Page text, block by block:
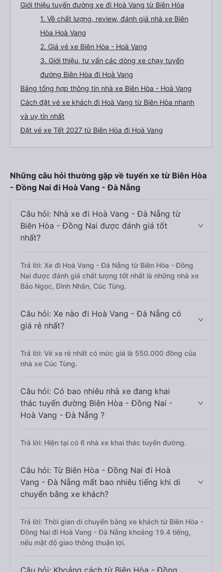
Giới thiệu tuyến đường xe đi Hoà Vang từ Biên Hòa
1. Về chất lượng, review, đánh giá nhà xe Biên
Hòa Hoà Vang
2. Giá vé xe Biên Hòa - Hoà Vang
3. Giới thiệu, tư vấn các dòng xe chạy tuyến
đường Biên Hòa đi Hoà Vang
Bảng tổng hợp thông tin nhà xe Biên Hòa - Hoà Vang
Cách đặt vé xe khách đi Hoà Vang từ Biên Hòa nhanh
và uy tín nhất
Đặt vé xe Tết 2027 từ Biên Hòa đi Hoà Vang
Những câu hỏi thường gặp về tuyến xe từ Biên Hòa
- Đồng Nai đi Hoà Vang - Đà Nẵng
Câu hỏi: Nhà xe đi Hoà Vang - Đà Nẵng từ
Biên Hòa - Đồng Nai được đánh giá tốt
nhất?
Trả lời: Xe đi Hoà Vang - Đà Nẵng từ Biên Hòa - Đồng
Nai được đánh giá chất lượng tốt nhất là những nhà xe
Bảo Ngọc, Đình Nhân, Cúc Tùng.
Câu hỏi: Xe nào đi Hoà Vang - Đà Nẵng có
giá rẻ nhất?
Trả lời: Vé xe rẻ nhất có mức giá là 550.000 đồng của
nhà xe Cúc Tùng.
Câu hỏi: Có bao nhiêu nhà xe đang khai
thác tuyến đường Biên Hòa - Đồng Nai -
Hoà Vang - Đà Nẵng ?
Trả lời: Hiện tại có 6 nhà xe khai thác tuyến đường.
Câu hỏi: Từ Biên Hòa - Đồng Nai đi Hoà
Vang - Đà Nẵng mất bao nhiêu tiếng khi di
chuyển bằng xe khách?
Trả lời: Thời gian di chuyển bằng xe khách từ Biên Hòa -
Đồng Nai đi Hoà Vang - Đà Nẵng khoảng 19.4 tiếng,
nếu mật độ giao thông thuận lợi.
Câu hỏi: Khoảng cách từ Biên Hòa - Đồng